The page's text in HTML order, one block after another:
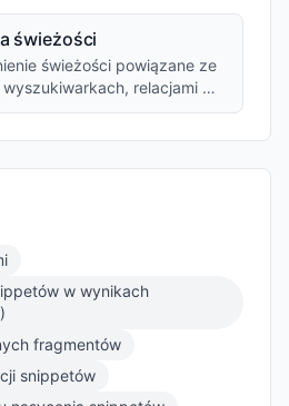
świeżości
świeżości powiązane ze
relacjami …
w wynikach
fragmentów
snippetów